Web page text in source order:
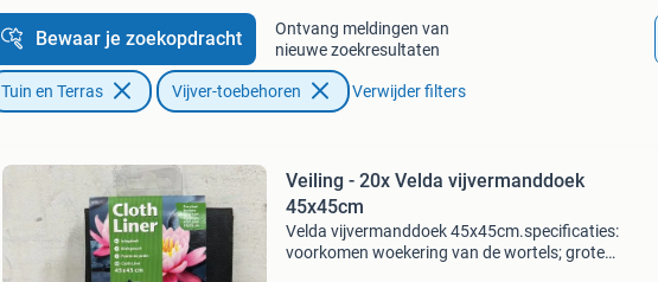
Bewaar je zoekopdracht
Ontvang meldingen van
nieuwe zoekresultaten
Tuin en Terras Vijver-toebehoren Verwijder filters
Veiling - 20x Velda vijvermanddoek
45x45cm
Velda vijvermanddoek 45x45cm.specificaties:
voorkomen woekering van de wortels; grote